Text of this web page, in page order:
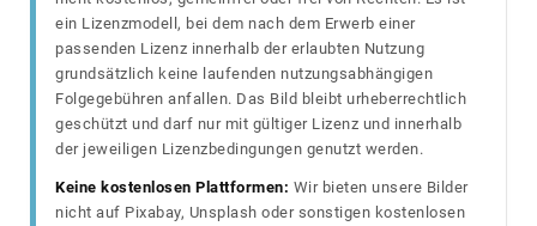
ein Lizenzmodell, bei dem nach dem Erwerb einer
passenden Lizenz innerhalb der erlaubten Nutzung
grundsätzlich keine laufenden nutzungsabhängigen
Folgegebühren anfallen. Das Bild bleibt urheberrechtlich
geschützt und darf nur mit gültiger Lizenz und innerhalb
der jeweiligen Lizenzbedingungen genutzt werden.
Keine kostenlosen Plattformen: Wir bieten unsere Bilder
nicht auf Pixabay, Unsplash oder sonstigen kostenlosen